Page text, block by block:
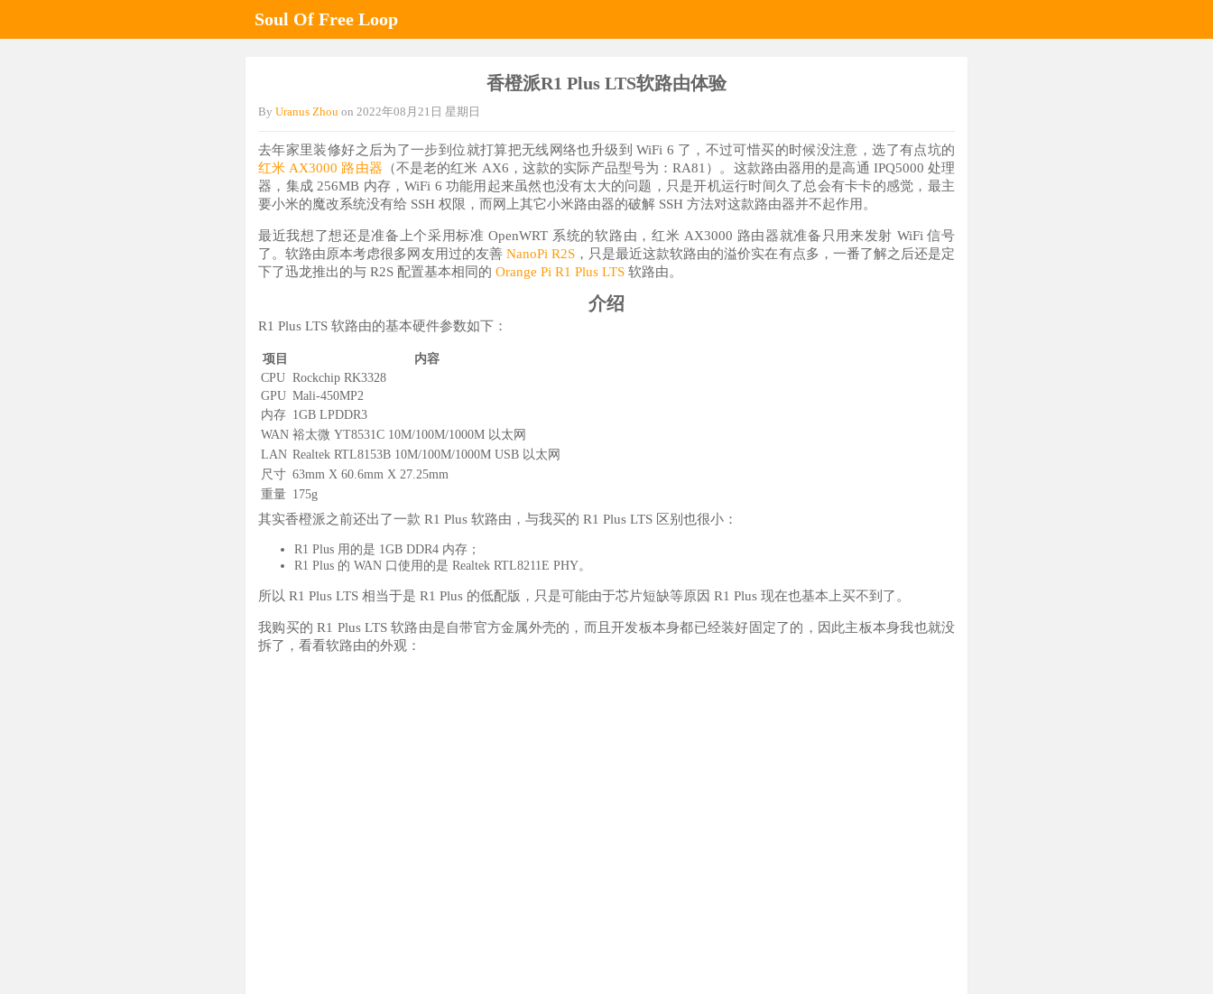
Soul Of Free Loop
香橙派R1 Plus LTS软路由体验
By Uranus Zhou on 2022年08月21日 星期日
去年家里装修好之后为了一步到位就打算把无线网络也升级到 WiFi 6 了，不过可惜买的时候没注意，选了有点坑的
红米 AX3000 路由器 （不是老的红米 AX6，这款的实际产品型号为：RA81）。这款路由器用的是高通 IPQ5000 处理
器，集成 256MB 内存，WiFi 6 功能用起来虽然也没有太大的问题，只是开机运行时间久了总会有卡卡的感觉，最主
要小米的魔改系统没有给 SSH 权限，而网上其它小米路由器的破解 SSH 方法对这款路由器并不起作用。
最近我想了想还是准备上个采用标准 OpenWRT 系统的软路由，红米 AX3000 路由器就准备只用来发射 WiFi 信号
了。软路由原本考虑很多网友用过的友善 NanoPi R2S，只是最近这款软路由的溢价实在有点多，一番了解之后还是定
下了迅龙推出的与 R2S 配置基本相同的 Orange Pi R1 Plus LTS 软路由。
介绍
R1 Plus LTS 软路由的基本硬件参数如下：
项目
内容
CPU Rockchip RK3328
GPU Mali-450MP2
内存 1GB LPDDR3
WAN 裕太微 YT8531C 10M/100M/1000M 以太网
LAN Realtek RTL8153B 10M/100M/1000M USB 以太网
尺寸 63mm X 60.6mm X 27.25mm
重量 175g
其实香橙派之前还出了一款 R1 Plus 软路由，与我买的 R1 Plus LTS 区别也很小：
R1 Plus 用的是 1GB DDR4 内存；
R1 Plus 的 WAN 口使用的是 Realtek RTL8211E PHY。
所以 R1 Plus LTS 相当于是 R1 Plus 的低配版，只是可能由于芯片短缺等原因 R1 Plus 现在也基本上买不到了。
我购买的 R1 Plus LTS 软路由是自带官方金属外壳的，而且开发板本身都已经装好固定了的，因此主板本身我也就没
拆了，看看软路由的外观：